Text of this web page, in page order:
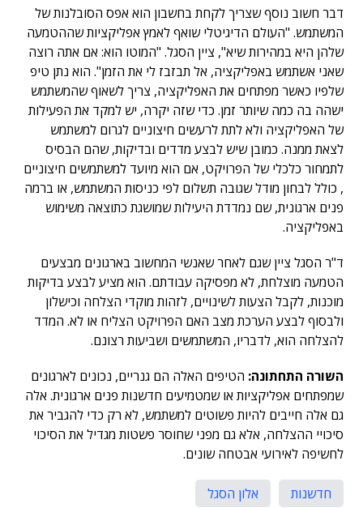
דבר חשוב נוסף שצריך לקחת בחשבון הוא אפס הסובלנות של
המשתמש. "העולם הדיגיטלי שואף לאמץ אפליקציות שההטמעה
שלהן היא במהירות שיא", ציין הסגל. "המוטו הוא: אם אתה רוצה
שאני אשתמש באפליקציה, אל תבזבז לי את הזמן". הוא נתן טיפ
שלפיו כאשר מפתחים את האפליקציה, צריך לשאוף שהמשתמש
ישהה בה כמה שיותר זמן. כדי שזה יקרה, יש למקד את הפעילות
של האפליקציה ולא לתת לרעשים חיצוניים לגרום למשתמש
לצאת ממנה. כמובן שיש לבצע מדדים ובדיקות, שהם הבסיס
לתמחור כלכלי של הפרויקט, אם הוא מיועד למשתמשים חיצוניים
, כולל לבחון מודל שגובה תשלום לפי כניסות המשתמש, או ברמה
פנים ארגונית, שם נמדדת היעילות שמושגת כתוצאה משימוש
באפליקציה.
ד"ר הסגל ציין שגם לאחר שאנשי המחשוב בארגונים מבצעים
הטמעה מוצלחת, לא מפסיקה עבודתם. הוא מציע לבצע בדיקות
מוכנות, לקבל הצעות לשינויים, לזהות מוקדי הצלחה וכישלון
ולבסוף לבצע הערכת מצב האם הפרויקט הצליח או לא. המדד
להצלחה הוא, לדבריו, המשתמשים ושביעות רצונם.
השורה התחתונה: הטיפים האלה הם גנריים, נכונים לארגונים
שמפתחים אפליקציות או שמטמיעים חדשנות פנים ארגונית. אלה
גם אלה חייבים להיות פשוטים למשתמש, לא רק כדי להגביר את
סיכויי ההצלחה, אלא גם מפני שחוסר פשטות מגדיל את הסיכוי
לחשיפה לאירועי אבטחה שונים.
חדשנות
אלון הסגל